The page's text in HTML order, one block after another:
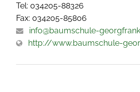
Tel: 034205-88326
Fax: 034205-85806
info@baumschule-
http://www.baumschule-